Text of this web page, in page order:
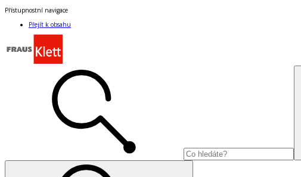
Přístupnostní navigace
Přejít k obsahu